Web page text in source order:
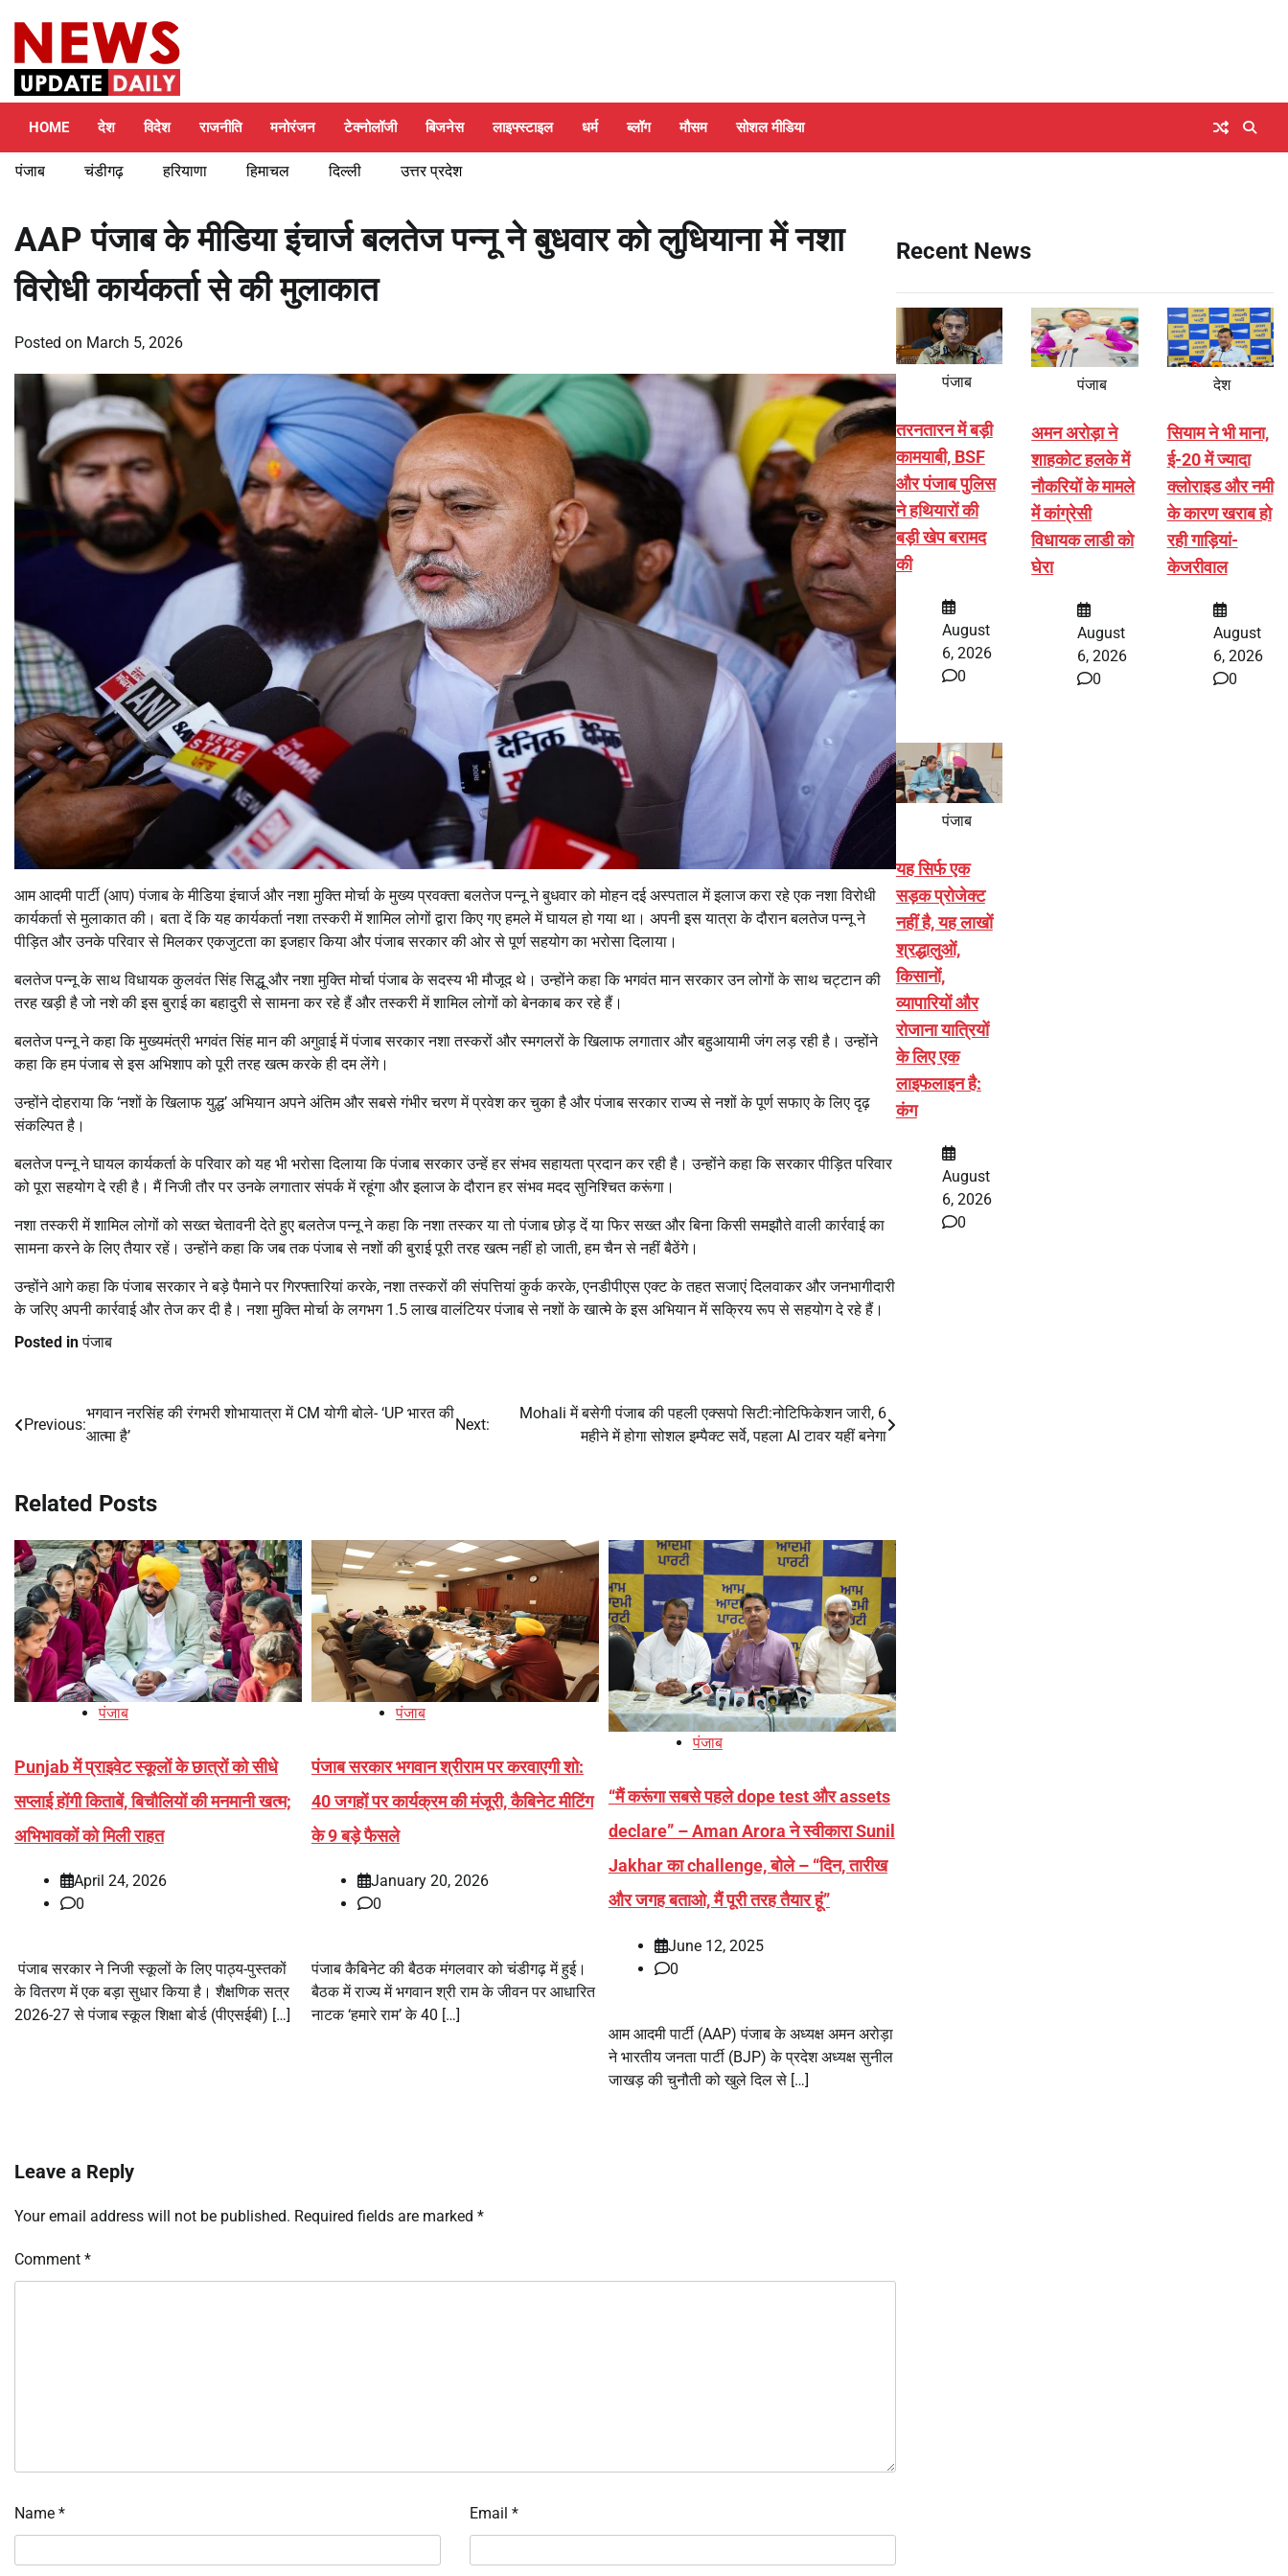
content
HOME देश विदेश राजनीति मनोरंजन टेक्नोलॉजी बिजनेस लाइफ्स्टाइल धर्म ब्लॉग मौसम सोशल मीडिया
पंजाब चंडीगढ़ हरियाणा हिमाचल दिल्ली उत्तर प्रदेश
AAP पंजाब के मीडिया इंचार्ज बलतेज पन्नू ने बुधवार को लुधियाना में नशा
विरोधी कार्यकर्ता से की मुलाकात
Posted on March 5, 2026
आम आदमी पार्टी (आप) पंजाब के मीडिया इंचार्ज और नशा मुक्ति मोर्चा के मुख्य प्रवक्ता बलतेज पन्नू ने बुधवार को मोहन दई अस्पताल में इलाज करा रहे एक नशा विरोधी
कार्यकर्ता से मुलाकात की। बता दें कि यह कार्यकर्ता नशा तस्करी में शामिल लोगों द्वारा किए गए हमले में घायल हो गया था। अपनी इस यात्रा के दौरान बलतेज पन्नू ने
पीड़ित और उनके परिवार से मिलकर एकजुटता का इजहार किया और पंजाब सरकार की ओर से पूर्ण सहयोग का भरोसा दिलाया।
बलतेज पन्नू के साथ विधायक कुलवंत सिंह सिद्धू और नशा मुक्ति मोर्चा पंजाब के सदस्य भी मौजूद थे। उन्होंने कहा कि भगवंत मान सरकार उन लोगों के साथ चट्टान की
तरह खड़ी है जो नशे की इस बुराई का बहादुरी से सामना कर रहे हैं और तस्करी में शामिल लोगों को बेनकाब कर रहे हैं।
बलतेज पन्नू ने कहा कि मुख्यमंत्री भगवंत सिंह मान की अगुवाई में पंजाब सरकार नशा तस्करों और स्मगलरों के खिलाफ लगातार और बहुआयामी जंग लड़ रही है। उन्होंने
कहा कि हम पंजाब से इस अभिशाप को पूरी तरह खत्म करके ही दम लेंगे।
उन्होंने दोहराया कि ‘नशों के खिलाफ युद्ध’ अभियान अपने अंतिम और सबसे गंभीर चरण में प्रवेश कर चुका है और पंजाब सरकार राज्य से नशों के पूर्ण सफाए के लिए दृढ़
संकल्पित है।
बलतेज पन्नू ने घायल कार्यकर्ता के परिवार को यह भी भरोसा दिलाया कि पंजाब सरकार उन्हें हर संभव सहायता प्रदान कर रही है। उन्होंने कहा कि सरकार पीड़ित परिवार
को पूरा सहयोग दे रही है। मैं निजी तौर पर उनके लगातार संपर्क में रहूंगा और इलाज के दौरान हर संभव मदद सुनिश्चित करूंगा।
नशा तस्करी में शामिल लोगों को सख्त चेतावनी देते हुए बलतेज पन्नू ने कहा कि नशा तस्कर या तो पंजाब छोड़ दें या फिर सख्त और बिना किसी समझौते वाली कार्रवाई का
सामना करने के लिए तैयार रहें। उन्होंने कहा कि जब तक पंजाब से नशों की बुराई पूरी तरह खत्म नहीं हो जाती, हम चैन से नहीं बैठेंगे।
उन्होंने आगे कहा कि पंजाब सरकार ने बड़े पैमाने पर गिरफ्तारियां करके, नशा तस्करों की संपत्तियां कुर्क करके, एनडीपीएस एक्ट के तहत सजाएं दिलवाकर और जनभागीदारी
के जरिए अपनी कार्रवाई और तेज कर दी है। नशा मुक्ति मोर्चा के लगभग 1.5 लाख वालंटियर पंजाब से नशों के खात्मे के इस अभियान में सक्रिय रूप से सहयोग दे रहे हैं।
Posted inपंजाब
Post
Previous:
भगवान नरसिंह की रंगभरी शोभायात्रा में CM योगी बोले- ‘UP भारत की
आत्मा है’
Next:
Mohali में बसेगी पंजाब की पहली एक्सपो सिटी:नोटिफिकेशन जारी, 6
महीने में होगा सोशल इम्पैक्ट सर्वे, पहला AI टावर यहीं बनेगा
Related Posts
पंजाब
Punjab में प्राइवेट स्कूलों के छात्रों को सीधे
सप्लाई होंगी किताबें, बिचौलियों की मनमानी खत्म;
अभिभावकों को मिली राहत
April 24, 2026
0
पंजाब सरकार ने निजी स्कूलों के लिए पाठ्य-पुस्तकों
के वितरण में एक बड़ा सुधार किया है। शैक्षणिक सत्र
2026-27 से पंजाब स्कूल शिक्षा बोर्ड (पीएसईबी) […]
पंजाब
पंजाब सरकार भगवान श्रीराम पर करवाएगी शो:
40 जगहों पर कार्यक्रम की मंजूरी, कैबिनेट मीटिंग
के 9 बड़े फैसले
January 20, 2026
0
पंजाब कैबिनेट की बैठक मंगलवार को चंडीगढ़ में हुई।
बैठक में राज्य में भगवान श्री राम के जीवन पर आधारित
नाटक ‘हमारे राम’ के 40 […]
पंजाब
“मैं करूंगा सबसे पहले dope test और assets
declare” – Aman Arora ने स्वीकारा Sunil
Jakhar का challenge, बोले – “दिन, तारीख
और जगह बताओ, मैं पूरी तरह तैयार हूं”
June 12, 2025
0
आम आदमी पार्टी (AAP) पंजाब के अध्यक्ष अमन अरोड़ा
ने भारतीय जनता पार्टी (BJP) के प्रदेश अध्यक्ष सुनील
जाखड़ की चुनौती को खुले दिल से […]
Leave a Reply
Your email address will not be published. Required fields are marked *
Comment *
Name * Email *
Recent News
पंजाब
तरनतारन में बड़ी
कामयाबी, BSF
और पंजाब पुलिस
ने हथियारों की
बड़ी खेप बरामद
की
August
6, 2026
0
पंजाब
अमन अरोड़ा ने
शाहकोट हलके में
नौकरियों के मामले
में कांग्रेसी
विधायक लाडी को
घेरा
August
6, 2026
0
देश
सियाम ने भी माना,
ई-20 में ज्यादा
क्लोराइड और नमी
के कारण खराब हो
रही गाड़ियां-
केजरीवाल
August
6, 2026
0
पंजाब
यह सिर्फ एक
सड़क प्रोजेक्ट
नहीं है, यह लाखों
श्रद्धालुओं,
किसानों,
व्यापारियों और
रोजाना यात्रियों
के लिए एक
लाइफलाइन है:
कंग
August
6, 2026
0